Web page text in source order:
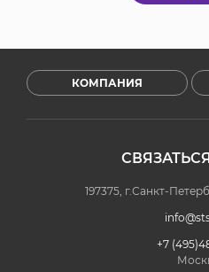
КОМПАНИЯ
197375, г.Санкт-
+7